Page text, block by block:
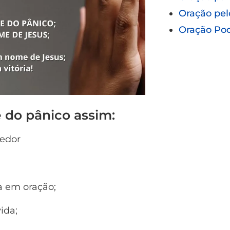
pânico assim:
em oração;
Oração
Oração